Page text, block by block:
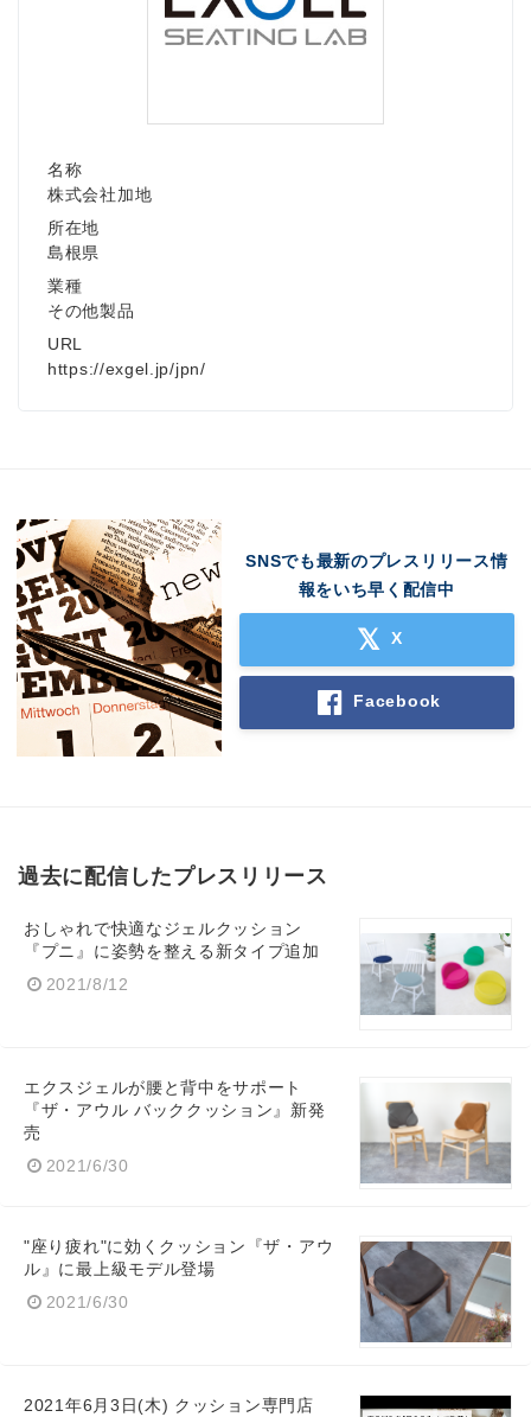
名称
株式会社加地
所在地
島根県
業種
その他製品
URL
https://exgel.jp/jpn/
SNSでも最新のプレスリリース情
報をいち早く配信中
X
Facebook
過去に配信したプレスリリース
おしゃれで快適なジェルクッション
『プニ』に姿勢を整える新タイプ追加
2021/8/12
エクスジェルが腰と背中をサポート
『ザ・アウル バッククッション』新発
売
2021/6/30
"座り疲れ"に効くクッション『ザ・アウ
ル』に最上級モデル登場
2021/6/30
2021年6月3日(木) クッション専門店
Japanese